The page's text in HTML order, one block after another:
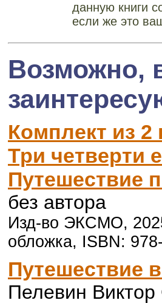
данную книги
если же это
Возможно,
Комплект из 2
Три четверти
Путешествие
без автора
Изд-во ЭКСМО,
обложка, ISBN:
Путешествие
Пелевин Виктор